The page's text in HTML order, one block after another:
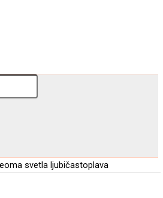
svetla ljubičastoplava